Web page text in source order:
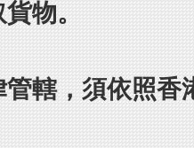
物。
轄，須依照香